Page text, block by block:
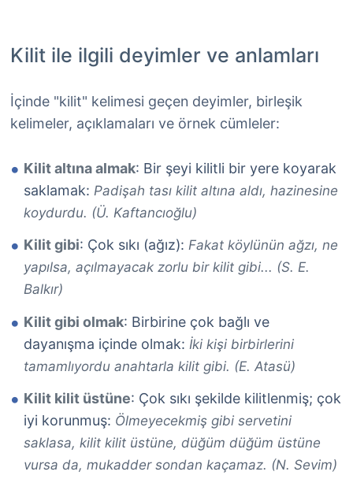
Kilit ile ilgili deyimler ve anlamları
İçinde "kilit" kelimesi geçen deyimler, birleşik
kelimeler, açıklamaları ve örnek cümleler:
Kilit altına almak: Bir şeyi kilitli bir yere koyarak
saklamak: Padişah tası kilit altına aldı, hazinesine
koydurdu. (Ü. Kaftancıoğlu)
Kilit gibi: Çok sıkı (ağız): Fakat köylünün ağzı, ne
yapılsa, açılmayacak zorlu bir kilit gibi... (S. E.
Balkır)
Kilit gibi olmak: Birbirine çok bağlı ve
dayanışma içinde olmak: İki kişi birbirlerini
tamamlıyordu anahtarla kilit gibi. (E. Atasü)
Kilit kilit üstüne: Çok sıkı şekilde kilitlenmiş; çok
iyi korunmuş: Ölmeyecekmiş gibi servetini
saklasa, kilit kilit üstüne, düğüm düğüm üstüne
vursa da, mukadder sondan kaçamaz. (N. Sevim)